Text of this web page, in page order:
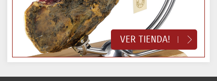
VER TIENDA!